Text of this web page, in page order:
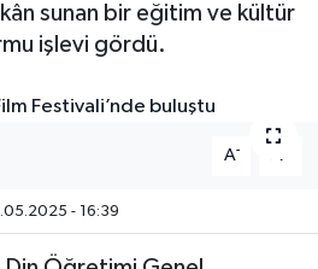
sunan bir eğitim ve kültür
işlevi gördü.
A- A
- 16:39